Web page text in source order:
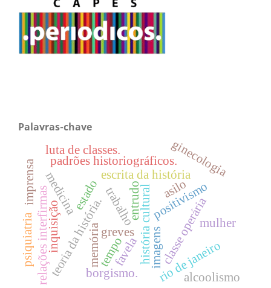
Palavras-chave
tempo
memória história cultural
teoria da história.
escrita da história
imagens
padrões historiográficos.
positivismo
greves classe operária
borgismo.
trabalho
relações interfirmas estado
luta de classes.
favela rio de janeiro
ginecologia
medicina
mulher
alcoolismo
psiquiatria
asilo
entrudo
imprensa
inquisição